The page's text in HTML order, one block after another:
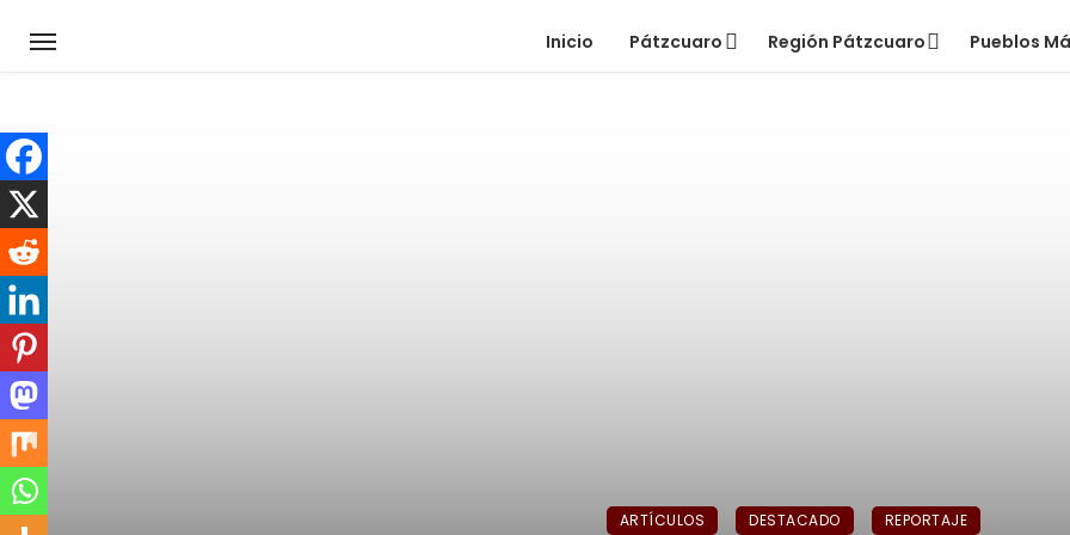
Inicio Pátzcuaro Región Pátzcuaro Pueblos
ARTÍCULOS DESTACADO REPORTAJE